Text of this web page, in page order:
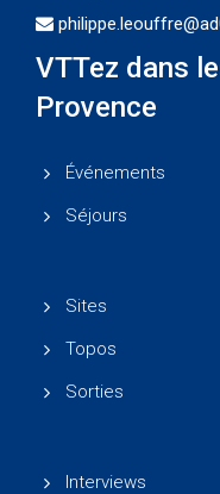
VTTez dans
Provence
Événements
Séjours
Sites
Topos
Sorties
Interviews